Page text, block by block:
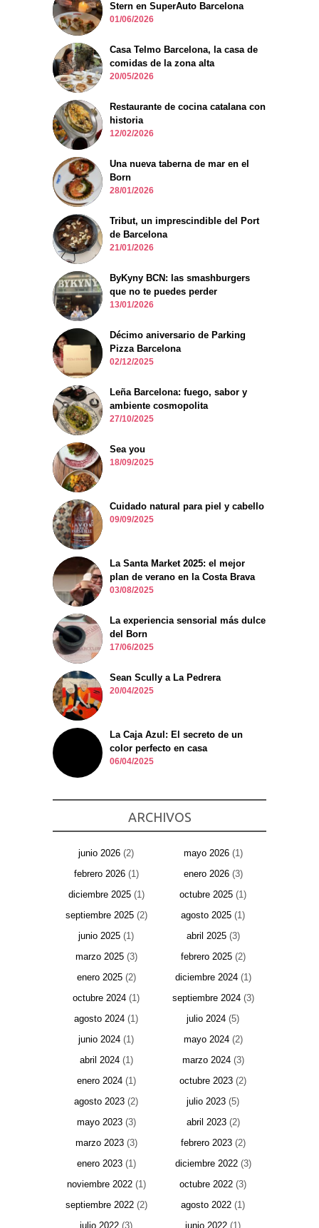
Stern en SuperAuto Barcelona
01/06/2026
Casa Telmo Barcelona, la casa de
comidas de la zona alta
20/05/2026
Restaurante de cocina catalana con
historia
12/02/2026
Una nueva taberna de mar en el
Born
28/01/2026
Tribut, un imprescindible del Port
de Barcelona
21/01/2026
ByKyny BCN: las smashburgers
que no te puedes perder
13/01/2026
Décimo aniversario de Parking
Pizza Barcelona
02/12/2025
Leña Barcelona: fuego, sabor y
ambiente cosmopolita
27/10/2025
Sea you
18/09/2025
Cuidado natural para piel y cabello
09/09/2025
La Santa Market 2025: el mejor
plan de verano en la Costa Brava
03/08/2025
La experiencia sensorial más dulce
del Born
17/06/2025
Sean Scully a La Pedrera
20/04/2025
La Caja Azul: El secreto de un
color perfecto en casa
06/04/2025
ARCHIVOS
junio 2026 (2) mayo 2026(1)
febrero 2026(1) enero 2026(3)
diciembre 2025(1) octubre 2025 (1)
septiembre 2025(2) agosto 2025 (1)
junio 2025 (1) abril 2025(3)
marzo 2025(3) febrero 2025(2)
enero 2025(2) diciembre 2024(1)
octubre 2024 (1) septiembre 2024(3)
agosto 2024 (1) julio 2024 (5)
junio 2024 (1) mayo 2024(2)
abril 2024(1) marzo 2024(3)
enero 2024(1) octubre 2023 (2)
agosto 2023 (2) julio 2023 (5)
mayo 2023(3) abril 2023(2)
marzo 2023(3) febrero 2023(2)
enero 2023(1) diciembre 2022(3)
noviembre 2022(1) octubre 2022 (3)
septiembre 2022(2) agosto 2022 (1)
julio 2022 (3) junio 2022 (1)